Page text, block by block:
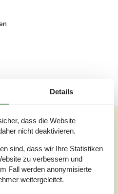
Bewertungen
auf3 Bewertungen
Details
dass die Website
nicht deaktivieren.
sind, dass wir Ihre Statistiken
zu verbessern und
Fall werden anonymisierte
weitergeleitet.